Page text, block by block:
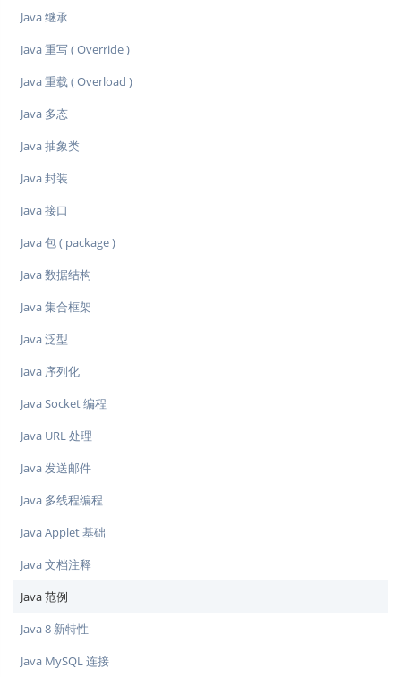
Java 继承
Java 重写 ( Override )
Java 重载 ( Overload )
Java 多态
Java 抽象类
Java 封装
Java 接口
Java 包 ( package )
Java 数据结构
Java 集合框架
Java 泛型
Java 序列化
Java Socket 编程
Java URL 处理
Java 发送邮件
Java 多线程编程
Java Applet 基础
Java 文档注释
Java 范例
Java 8 新特性
Java MySQL 连接